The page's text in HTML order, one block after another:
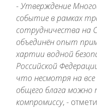
- Утверждение
событие в рамках
сотрудничества на
объединён опыт
хартии водной
Российской
что несмотря на все
общего блага можно
компромиссу, -